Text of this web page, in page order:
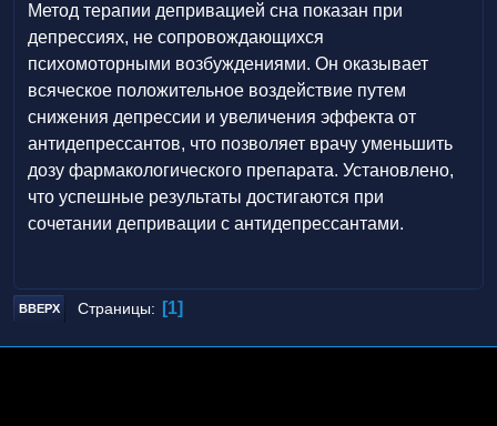
Метод терапии депривацией сна показан при
депрессиях, не сопровождающихся
психомоторными возбуждениями. Он оказывает
всяческое положительное воздействие путем
снижения депрессии и увеличения эффекта от
антидепрессантов, что позволяет врачу уменьшить
дозу фармакологического препарата. Установлено,
что успешные результаты достигаются при
сочетании депривации с антидепрессантами.
ВВЕРХ Страницы 1